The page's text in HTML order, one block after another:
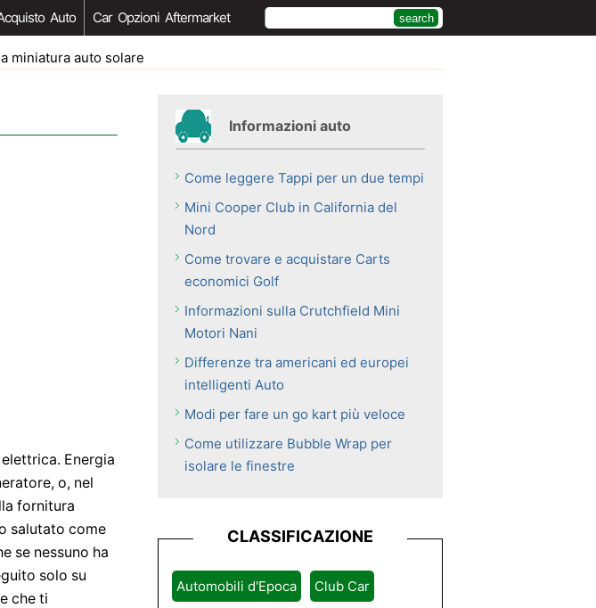
Auto Car Opzioni Aftermarket
miniatura auto solare
Energia
o, nel
fornitura
salutato come
se nessuno ha
solo su
che ti
Informazioni auto
Come leggere Tappi per un due tempi
Mini Cooper Club in California del
Nord
Come trovare e acquistare Carts
economici Golf
Informazioni sulla Crutchfield Mini
Motori Nani
Differenze tra americani ed europei
intelligenti Auto
Modi per fare un go kart più veloce
Come utilizzare Bubble Wrap per
isolare le finestre
CLASSIFICAZIONE
Automobili d'Epoca Club Car